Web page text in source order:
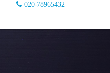
020-78965432